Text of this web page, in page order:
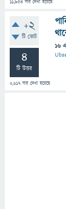
11,954 বার দেখা হয়েছে
+2
টি ভোট
4
টি উত্তর
2,617 বার দেখা হয়েছে
16